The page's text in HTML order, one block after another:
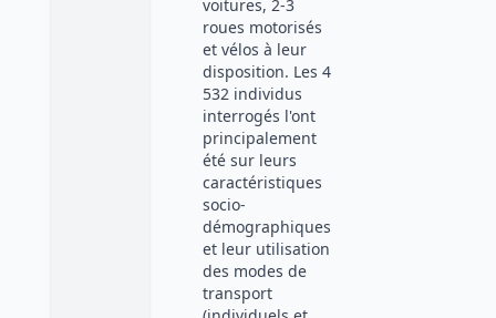
voitures, 2-3
roues motorisés
et vélos à leur
disposition. Les 4
532 individus
interrogés l'ont
principalement
été sur leurs
caractéristiques
socio-
démographiques
et leur utilisation
des modes de
transport